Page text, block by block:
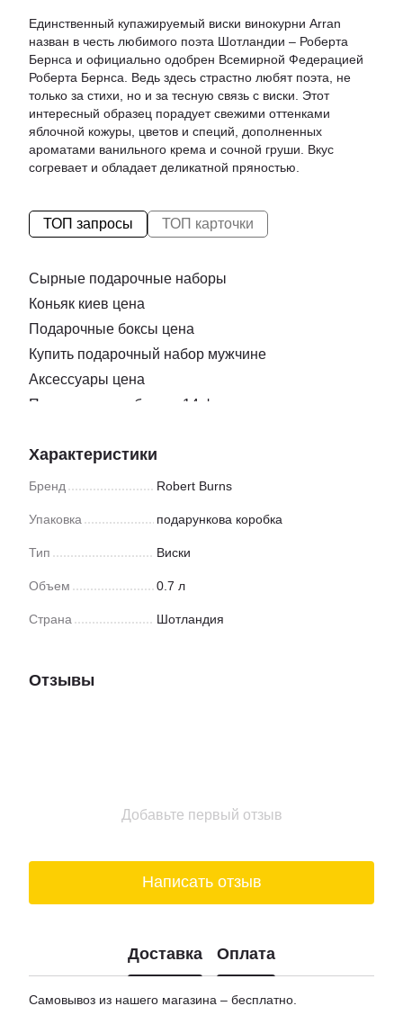
Единственный купажируемый виски винокурни Arran
назван в честь любимого поэта Шотландии – Роберта
Бернса и официально одобрен Всемирной Федерацией
Роберта Бернса. Ведь здесь страстно любят поэта, не
только за стихи, но и за тесную связь с виски. Этот
интересный образец порадует свежими оттенками
яблочной кожуры, цветов и специй, дополненных
ароматами ванильного крема и сочной груши. Вкус
согревает и обладает деликатной пряностью.
ТОП запросы ТОП карточки
Сырные подарочные наборы
Коньяк киев цена
Подарочные боксы цена
Купить подарочный набор мужчине
Аксессуары цена
Подарочные наборы к 14 февраля
Купить подарок ко дню влюбленных
Бокс подарочный для подруги
Подарочные коробки ко дню святого валентина
Заказать соки
Подарки на новый год боксы
Магазин мармелад киев
Коньяки цена
Подарочные боксы для женщин
Заказ сыра
Характеристики
Бренд Robert Burns
Упаковка подарункова коробка
Тип Виски
Объем 0.7 л
Страна Шотландия
Отзывы
Добавьте первый отзыв
Написать отзыв
Доставка Оплата
Самовывоз из нашего магазина – бесплатно.